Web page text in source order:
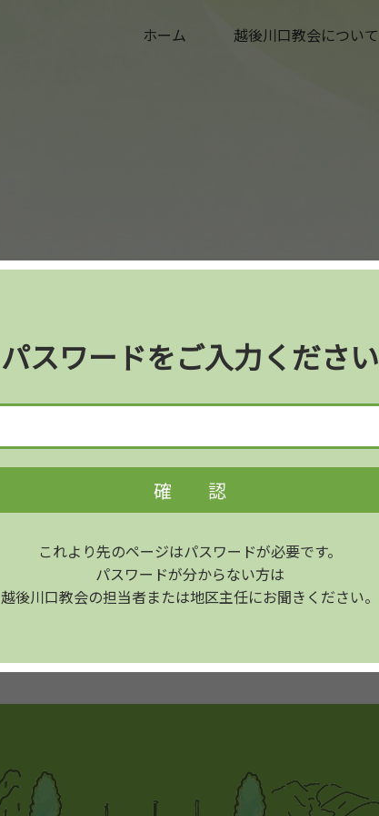
ホーム 越後川口教会について
パスワードをご入力ください
これより先のページはパスワードが必要です。
パスワードが分からない方は
越後川口教会の担当者または地区主任にお聞きください。